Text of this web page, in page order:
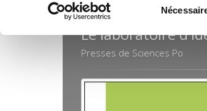
AGORA
Le laboratoire
Presses de Sciences Po